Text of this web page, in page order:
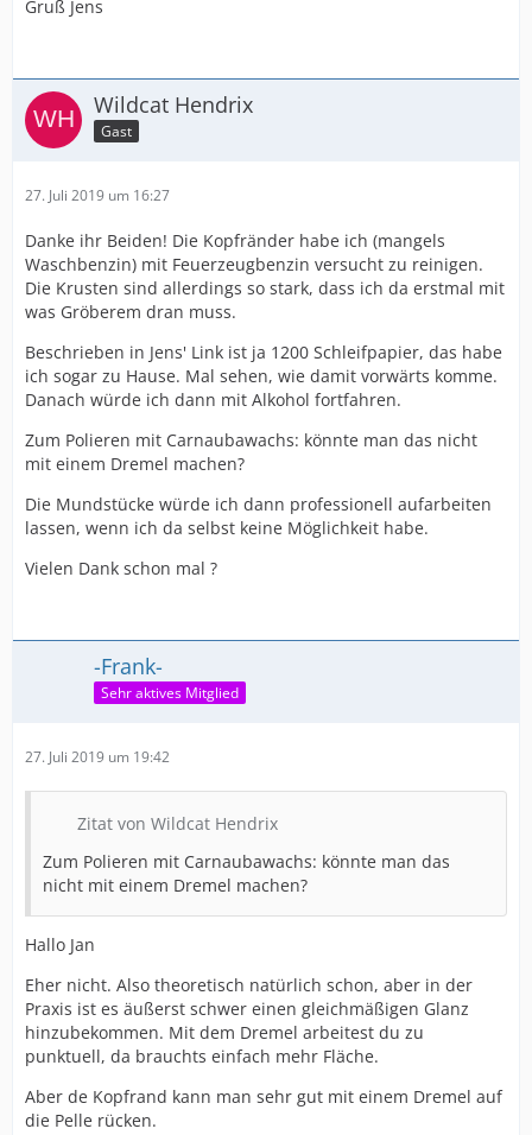
Gruß Jens
Wildcat Hendrix
Gast
27. Juli 2019 um 16:27
Danke ihr Beiden! Die Kopfränder habe ich (mangels
Waschbenzin) mit Feuerzeugbenzin versucht zu reinigen.
Die Krusten sind allerdings so stark, dass ich da erstmal mit
was Gröberem dran muss.
Beschrieben in Jens' Link ist ja 1200 Schleifpapier, das habe
ich sogar zu Hause. Mal sehen, wie damit vorwärts komme.
Danach würde ich dann mit Alkohol fortfahren.
Zum Polieren mit Carnaubawachs: könnte man das nicht
mit einem Dremel machen?
Die Mundstücke würde ich dann professionell aufarbeiten
lassen, wenn ich da selbst keine Möglichkeit habe.
Vielen Dank schon mal ?
-Frank-
Sehr aktives Mitglied
27. Juli 2019 um 19:42
Zitat von Wildcat Hendrix
Zum Polieren mit Carnaubawachs: könnte man das
nicht mit einem Dremel machen?
Hallo Jan
Eher nicht. Also theoretisch natürlich schon, aber in der
Praxis ist es äußerst schwer einen gleichmäßigen Glanz
hinzubekommen. Mit dem Dremel arbeitest du zu
punktuell, da brauchts einfach mehr Fläche.
Aber de Kopfrand kann man sehr gut mit einem Dremel auf
die Pelle rücken.